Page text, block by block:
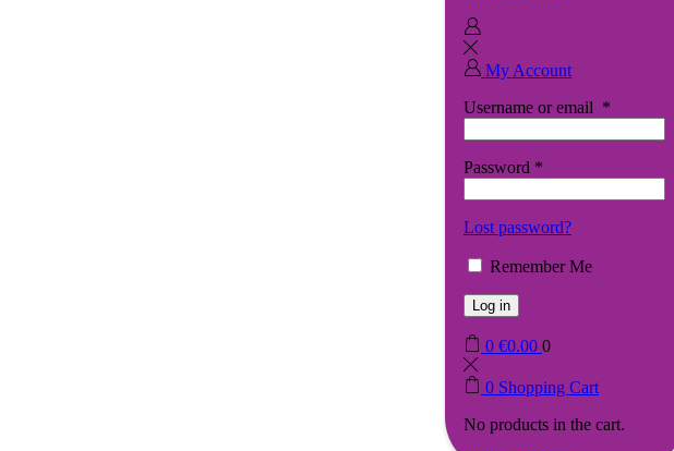
My Account
Username or email *
Password *
Lost password?
Remember Me
Log in
0 €0.00 0
0 Shopping Cart
No products in the cart.